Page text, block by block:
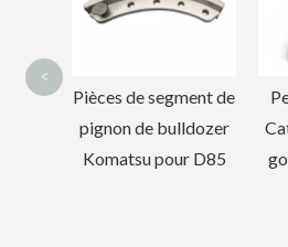
de
Pelle rétrocaveuse
Caterpillar, dents de
godet forgées pour
<